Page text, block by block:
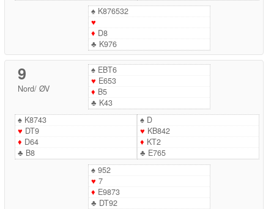
♠K876532
♥
♦ D8
♣ K976
9
Nord/ ØV
♠EBT6
♥ E653
♦ B5
♣ K43
♠K8743
♥ DT9
♦ D64
♣ B8
♠D
♥ KB842
♦ KT2
♣ E765
♠952
♥ 7
♦ E9873
♣ DT92